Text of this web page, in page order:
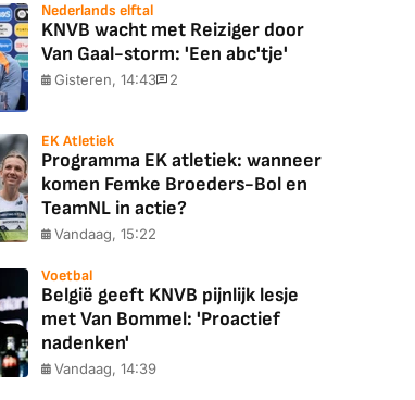
Nederlands elftal
KNVB wacht met Reiziger door
Van Gaal-storm: 'Een abc'tje'
Gisteren, 14:43 2
EK Atletiek
Programma EK atletiek: wanneer
komen Femke Broeders-Bol en
TeamNL in actie?
Vandaag, 15:22
Voetbal
België geeft KNVB pijnlijk lesje
met Van Bommel: 'Proactief
nadenken'
Vandaag, 14:39